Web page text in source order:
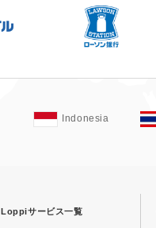
Indonesia
Loppiサービス一覧